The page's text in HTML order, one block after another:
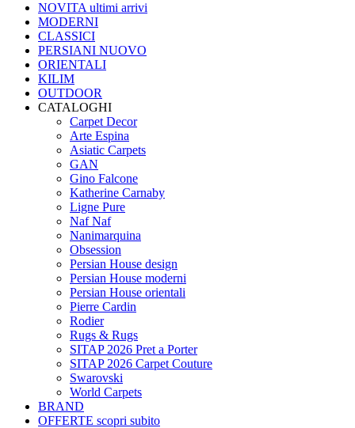
NOVITA ultimi arrivi
MODERNI
CLASSICI
PERSIANI NUOVO
ORIENTALI
KILIM
OUTDOOR
CATALOGHI
Carpet Decor
Arte Espina
Asiatic Carpets
GAN
Gino Falcone
Katherine Carnaby
Ligne Pure
Naf Naf
Nanimarquina
Obsession
Persian House design
Persian House moderni
Persian House orientali
Pierre Cardin
Rodier
Rugs & Rugs
SITAP 2026 Pret a Porter
SITAP 2026 Carpet Couture
Swarovski
World Carpets
BRAND
OFFERTE scopri subito